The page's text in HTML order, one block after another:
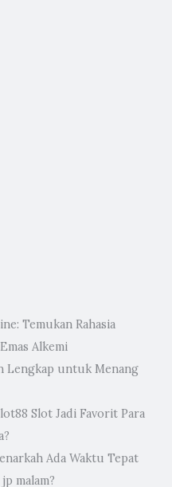
Temukan Rahasia
Alkemi
Lengkap untuk Menang
Slot Jadi Favorit Para
Ada Waktu Tepat
malam?